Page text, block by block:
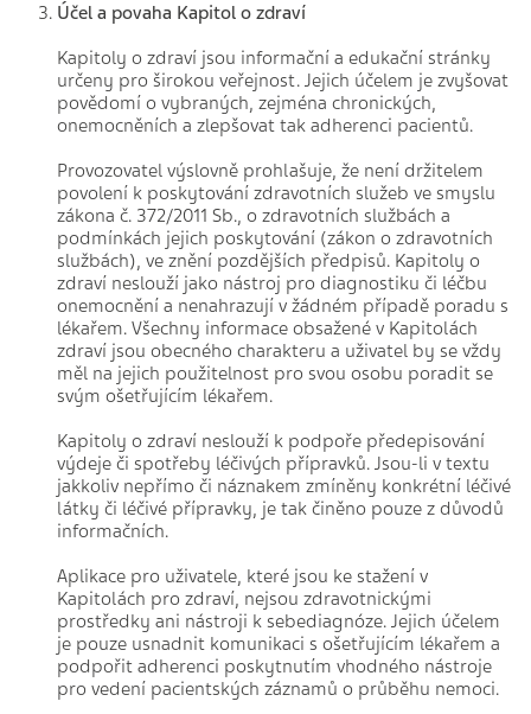
Účel a povaha Kapitol o zdraví
Kapitoly o zdraví jsou informační a edukační stránky
určeny pro širokou veřejnost. Jejich účelem je zvyšovat
povědomí o vybraných, zejména chronických,
onemocněních a zlepšovat tak adherenci pacientů.
Provozovatel výslovně prohlašuje, že není držitelem
povolení k poskytování zdravotních služeb ve smyslu
zákona č. 372/2011 Sb., o zdravotních službách a
podmínkách jejich poskytování (zákon o zdravotních
službách), ve znění pozdějších předpisů. Kapitoly o
zdraví neslouží jako nástroj pro diagnostiku či léčbu
onemocnění a nenahrazují v žádném případě poradu s
lékařem. Všechny informace obsažené v Kapitolách
zdraví jsou obecného charakteru a uživatel by se vždy
měl na jejich použitelnost pro svou osobu poradit se
svým ošetřujícím lékařem.
Kapitoly o zdraví neslouží k podpoře předepisování
výdeje či spotřeby léčivých přípravků. Jsou-li v textu
jakkoliv nepřímo či náznakem zmíněny konkrétní léčivé
látky či léčivé přípravky, je tak činěno pouze z důvodů
informačních.
Aplikace pro uživatele, které jsou ke stažení v
Kapitolách pro zdraví, nejsou zdravotnickými
prostředky ani nástroji k sebediagnóze. Jejich účelem
je pouze usnadnit komunikaci s ošetřujícím lékařem a
podpořit adherenci poskytnutím vhodného nástroje
pro vedení pacientských záznamů o průběhu nemoci.